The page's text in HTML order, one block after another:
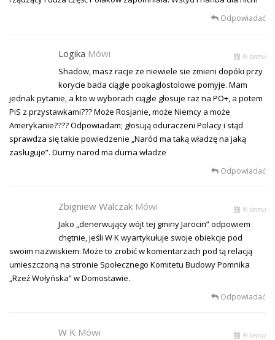
Odpowiadać
Logika Mówi % temu
Shadow, masz racje ze niewiele sie zmieni dopóki przy
korycie bada ciągle pookaglostolowe pomyje. Mam
jednak pytanie, a kto w wyborach ciągle głosuje raz na PO+, a potem
PiS z przystawkami??? Może Rosjanie, może Niemcy a może
Amerykanie???? Odpowiadam; głosują oduraczeni Polacy i stąd
sprawdza się takie powiedzenie „Naród ma taką władzę na jaką
zasługuje”. Durny narod ma durna władze
Odpowiadać
Zbigniew Walczak Mówi % temu
Jako „denerwujący wójt tej gminy Jarocin” odpowiem
chętnie, jeśli W K wyartykułuje swoje obiekcje pod
swoim nazwiskiem. Może to zrobić w komentarzach pod tą relacją
umieszczoną na stronie Społecznego Komitetu Budowy Pomnika
„Rzeź Wołyńska” w Domostawie.
Odpowiadać
W K Mówi % temu